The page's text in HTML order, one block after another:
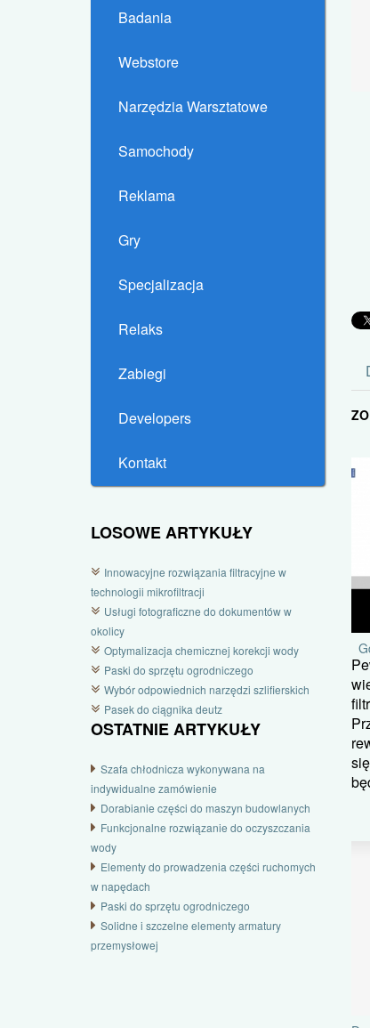
Badania
Webstore
Narzędzia Warsztatowe
Samochody
Reklama
Gry
Specjalizacja
Relaks
Zabiegi
Developers
Kontakt
LOSOWE ARTYKUŁY
Innowacyjne rozwiązania filtracyjne w
technologii mikrofiltracji
Usługi fotograficzne do dokumentów w
okolicy
Optymalizacja chemicznej korekcji wody
Paski do sprzętu ogrodniczego
Wybór odpowiednich narzędzi szlifierskich
Pasek do ciągnika deutz
OSTATNIE ARTYKUŁY
Szafa chłodnicza wykonywana na
indywidualne zamówienie
Dorabianie części do maszyn budowlanych
Funkcjonalne rozwiązanie do oczyszczania
wody
Elementy do prowadzenia części ruchomych
w napędach
Paski do sprzętu ogrodniczego
Solidne i szczelne elementy armatury
przemysłowej